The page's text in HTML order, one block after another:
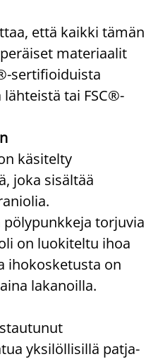
että kaikki tämän
materiaalit
sertifioiduista
tai FSC®-
käsitelty
joka sisältää
torjuvia
on luokiteltu ihoa
ihokosketusta on
lakanoilla.
yksilöllisillä patja-